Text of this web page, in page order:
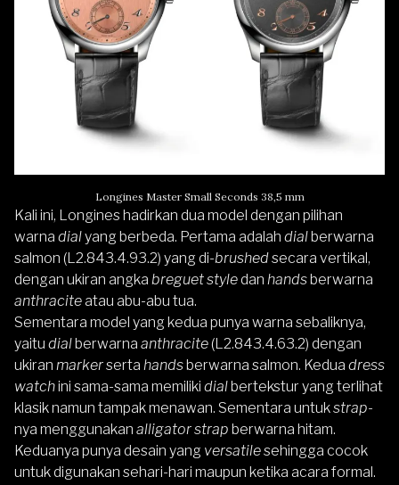
Longines Master Small Seconds 38,5 mm
Kali ini, Longines hadirkan dua model dengan pilihan
warna dialyang berbeda. Pertama adalah dialberwarna
salmon (L2.843.4.93.2) yang di-brushedsecara vertikal,
dengan ukiran angka breguet styledan handsberwarna
anthraciteatau abu-abu tua.
Sementara model yang kedua punya warna sebaliknya,
yaitu dialberwarna anthracite(L2.843.4.63.2) dengan
ukiran markerserta handsberwarna salmon. Kedua dress
watchini sama-sama memiliki dialbertekstur yang terlihat
klasik namun tampak menawan. Sementara untukstrap-
nya menggunakan alligator strap berwarna hitam.
Keduanya punya desain yang versatilesehingga cocok
untuk digunakan sehari-hari maupun ketika acara formal.